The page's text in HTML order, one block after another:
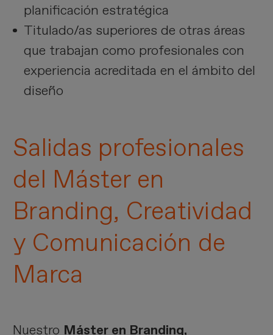
planificación estratégica
Titulado/as superiores de otras áreas
que trabajan como profesionales con
experiencia acreditada en el ámbito del
diseño
Salidas profesionales
del Máster en
Branding, Creatividad
y Comunicación de
Marca
Nuestro Máster en Branding,